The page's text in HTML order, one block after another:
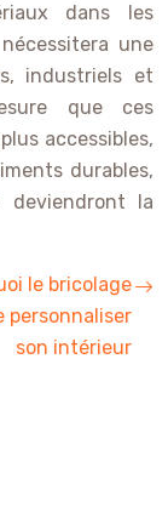
dans les
une
industriels et
que ces
accessibles,
durables,
deviendront la
le bricolage
personnaliser
son intérieur